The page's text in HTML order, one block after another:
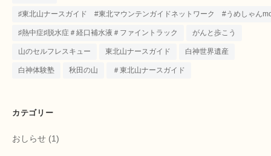
♯東北山ナースガイド #東北マウンテンガイドネットワーク #うめしゃん
♯熱中症♯脱水症＃経口補水液＃ファイントラック がんと歩こう
山のセルフレスキュー 東北山ナースガイド 白神世界遺産
白神体験塾 秋田の山 ＃東北山ナースガイド
カテゴリー
おしらせ (1)